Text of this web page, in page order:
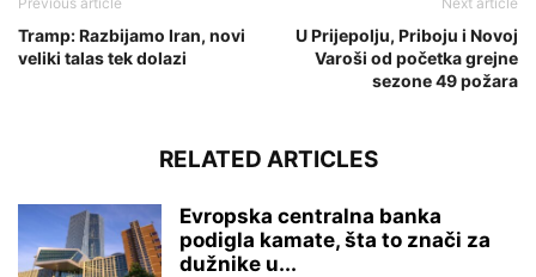
Tramp: Razbijamo Iran, novi
veliki talas tek dolazi
U Prijepolju, Priboju i Novoj
Varoši od početka grejne
sezone 49 požara
RELATED ARTICLES
Evropska centralna banka
podigla kamate, šta to znači za
dužnike u...